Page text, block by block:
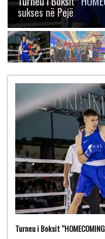
gjashtë medalje
Turneu i Boksit